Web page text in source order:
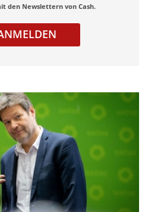
den Newslettern von Cash.